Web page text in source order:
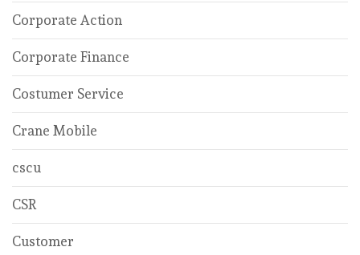
Corporate Action
Corporate Finance
Costumer Service
Crane Mobile
cscu
CSR
Customer